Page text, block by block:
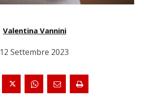
Valentina Vannini
12 Settembre 2023